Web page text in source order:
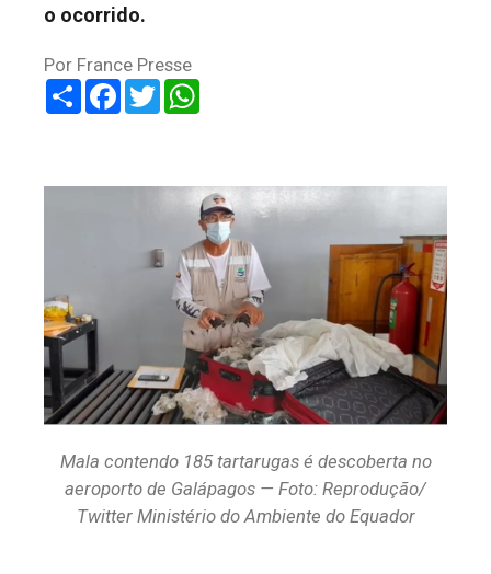
o ocorrido.
Por France Presse
ShareFacebook
Twitter
Mala contendo 185 tartarugas é descoberta no
aeroporto de Galápagos — Foto: Reprodução/
Twitter Ministério do Ambiente do Equador